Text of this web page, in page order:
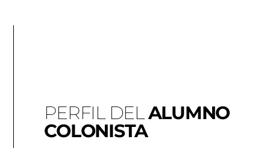
PERFIL DELALUMNO
COLONISTA